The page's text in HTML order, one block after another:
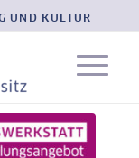
UND KULTUR